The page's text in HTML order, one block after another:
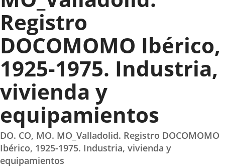
Registro
DOCOMOMO Ibérico,
1925-1975. Industria,
vivienda y
equipamientos
DO. CO, MO. MO_Valladolid. Registro DOCOMOMO
Ibérico, 1925-1975. Industria, vivienda y
equipamientos